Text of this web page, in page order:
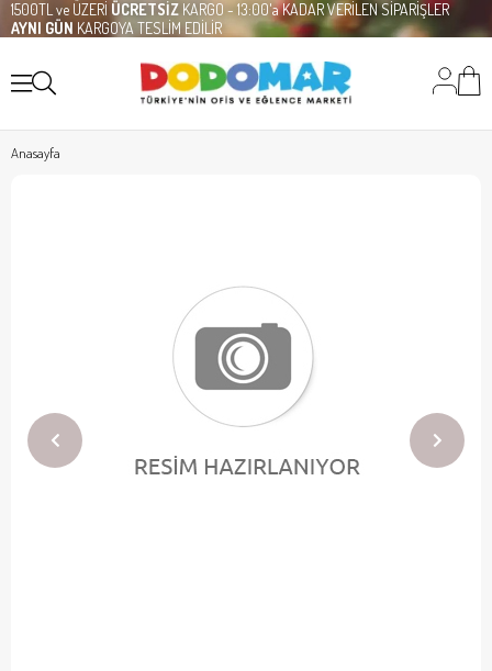
1500TL ve ÜZERİ ÜCRETSİZ KARGO - 13:00'a KADAR VERİLEN SİPARİŞLER
AYNI GÜN KARGOYA TESLİM EDİLİR
Anasayfa